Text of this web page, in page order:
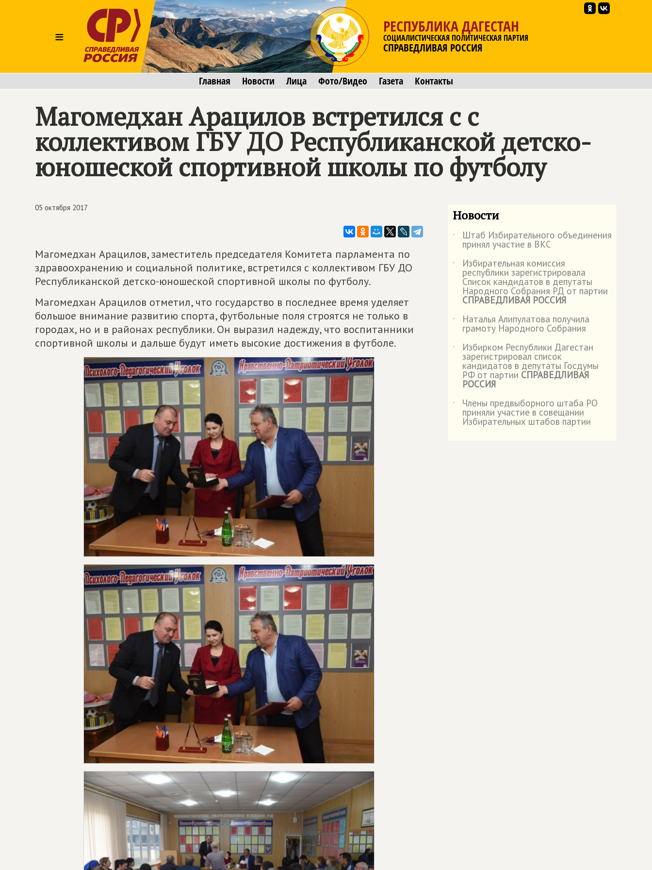
≡
РЕСПУБЛИКА ДАГЕСТАН
СОЦИАЛИСТИЧЕСКАЯ ПОЛИТИЧЕСКАЯ ПАРТИЯ
СПРАВЕДЛИВАЯ РОССИЯ
Главная Новости Лица Фото/Видео Газета Контакты
Магомедхан Арацилов встретился с с
коллективом ГБУ ДО Республиканской детско-
юношеской спортивной школы по футболу
05 октября 2017
Магомедхан Арацилов, заместитель председателя Комитета парламента по
здравоохранению и социальной политике, встретился с коллективом ГБУ ДО
Республиканской детско-юношеской спортивной школы по футболу.
Магомедхан Арацилов отметил, что государство в последнее время уделяет
большое внимание развитию спорта, футбольные поля строятся не только в
городах, но и в районах республики. Он выразил надежду, что воспитанники
спортивной школы и дальше будут иметь высокие достижения в футболе.
Новости
˙ Штаб Избирательного объединения
принял участие в ВКС
˙
Избирательная комиссия
республики зарегистрировала
Список кандидатов в депутаты
Народного Собрания РД от партии
СПРАВЕДЛИВАЯ РОССИЯ
˙
Наталья Алипулатова получила
грамоту Народного Собрания
˙
Избирком Республики Дагестан
зарегистрировал список
кандидатов в депутаты Госдумы
РФ от партии СПРАВЕДЛИВАЯ
РОССИЯ
˙
Члены предвыборного штаба РО
приняли участие в совещании
Избирательных штабов партии